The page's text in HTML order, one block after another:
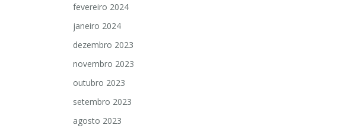
fevereiro 2024
janeiro 2024
dezembro 2023
novembro 2023
outubro 2023
setembro 2023
agosto 2023